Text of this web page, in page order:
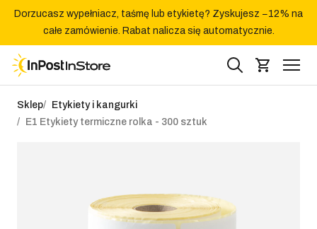
Dorzucasz wypełniacz, taśmę lub etykietę? Zyskujesz −12% na
całe zamówienie. Rabat nalicza się automatycznie.
Sklep
Etykiety i kangurki
E1 Etykiety termiczne rolka - 300 sztuk